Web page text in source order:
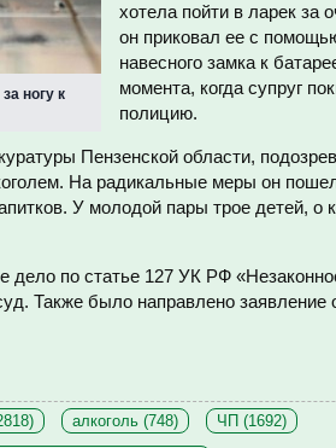
ногу к
хотела пойти в ларек за
он приковал ее с
навесного замка к
момента, когда супруг
полицию.
Пензенской области,
На радикальные меры он
У молодой пары трое детей, о
дело по статье 127 УК РФ
Также было направлено
алкоголь (748) ЧП (1692)